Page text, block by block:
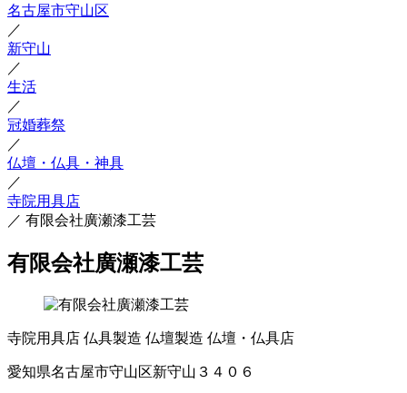
名古屋市守山区
／
新守山
／
生活
／
冠婚葬祭
／
仏壇・仏具・神具
／
寺院用具店
／ 有限会社廣瀬漆工芸
有限会社廣瀬漆工芸
寺院用具店 仏具製造 仏壇製造 仏壇・仏具店
愛知県名古屋市守山区新守山３４０６